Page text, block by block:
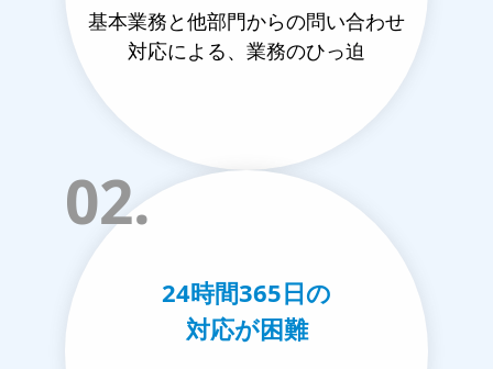
基本業務と他部門からの問い合わせ
対応による、業務のひっ迫
02.
24時間365日の
対応が困難